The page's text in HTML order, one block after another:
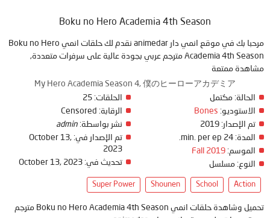
Boku no Hero Academia 4th Season
مرحبا بك في موقع انمي دار animedar نقدم لك حلقات انمي Boku no Hero
Academia 4th Season مترجم عربي بجودة عالية على سرفرات متعددة,
مشاهدة ممتعة
My Hero Academia Season 4, 僕のヒーローアカデミア
الحالة: مكتمل
الاستوديو: Bones
تم الإصدار:
المدة:
الموسم: Fall 2019
النوع: مسلسل
الحلقات: 25
الرقابة:
نشر بواسطة: admin
تم الإصدار في: October 13,
2023
تحديث في: October 13, 2023
Action
School
Shounen
Super Power
تحميل وشاهدة حلقات انمي Boku no Hero Academia 4th Season مترجم